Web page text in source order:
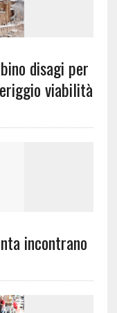
disagi per
viabilità
incontrano